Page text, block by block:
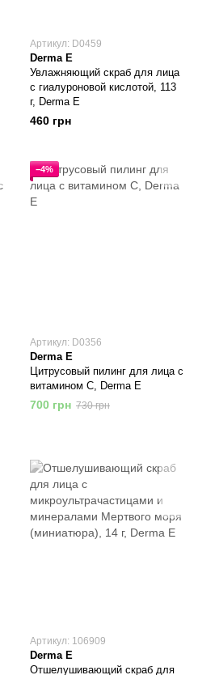
Артикул: D0459
Derma E
Увлажняющий скраб для лица
с гиалуроновой кислотой, 113
г, Derma E
460 грн
−4%
Артикул: D0356
Derma E
Цитрусовый пилинг для лица с
витамином C, Derma E
700 грн 730 грн
Артикул: 106909
Derma E
Отшелушивающий скраб для